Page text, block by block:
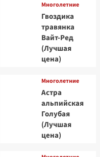
Многолетние
Гвоздика
травянка
Вайт-Ред
(Лучшая
цена)
Многолетние
Астра
альпийская
Голубая
(Лучшая
цена)